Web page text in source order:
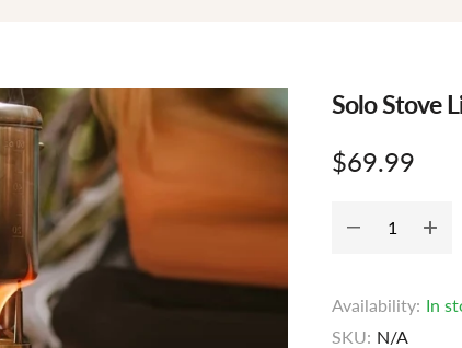
Solo Stove
$69.99
Availability: In
SKU: N/A